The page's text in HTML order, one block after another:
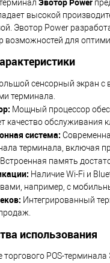
высокой
Эвотор Power
возможностей для
сенсорный экран с
терминала.
Мощный процессор
качество обслуживания
система:
терминала, включая
Встроенная память
Наличие Wi-Fi и
например, с
Интегрированный
использования
торгового POS-